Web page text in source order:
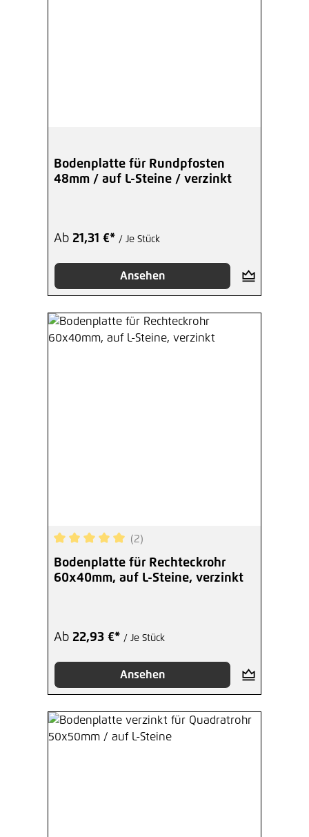
Bodenplatte für Rundpfosten
48mm / auf L-Steine / verzinkt
Ab 21,31 €* / Je Stück
Ansehen
Durchschnittliche Bewertung von 5 von 5
(2)
Bodenplatte für Rechteckrohr
60x40mm, auf L-Steine, verzinkt
Ab 22,93 €* / Je Stück
Ansehen